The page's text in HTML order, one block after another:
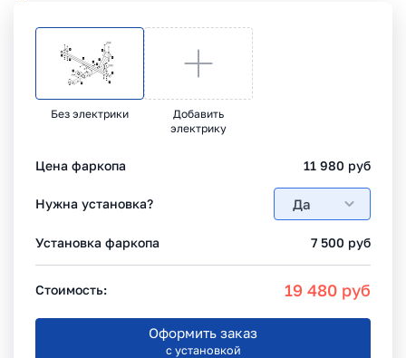
Без электрики
Добавить
электрику
Цена фаркопа 11 980 руб
Нужна установка? Да
Установка фаркопа 7 500 руб
Стоимость: 19 480 руб
Оформить заказ
с установкой